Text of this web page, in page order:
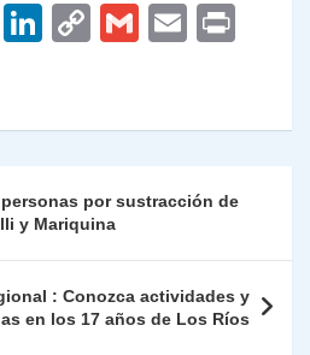
T
Li
e
n
C
y
n
k
G
l
E
l
por sustracción de
y Mariquina
: Conozca actividades y
en los 17 años de Los Ríos